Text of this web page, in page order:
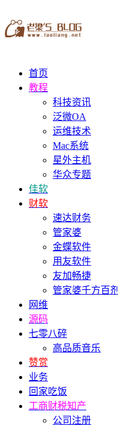
首页
教程
科技资讯
泛微OA
运维技术
Mac系统
星外主机
华众专题
佳软
财软
速达财务
管家婆
金蝶软件
用友软件
友加畅捷
管家婆千方百剂
网维
源码
七零八碎
高品质音乐
赞赏
业务
回家吃饭
工商财税知产
公司注册